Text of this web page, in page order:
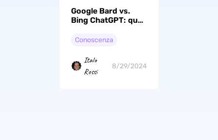
Google Bard vs.
Bing ChatGPT: quali
Conoscenza
Italo
Rossi
8/29/2024